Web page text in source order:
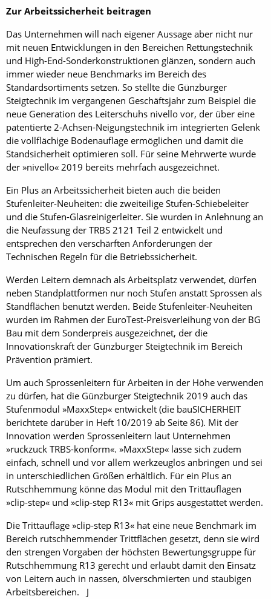
Zur Arbeitssicherheit beitragen
Das Unternehmen will nach eigener Aussage aber nicht nur
mit neuen Entwicklungen in den Bereichen Rettungstechnik
und High-End-Sonderkonstruktionen glänzen, sondern auch
immer wieder neue Benchmarks im Bereich des
Standardsortiments setzen. So stellte die Günzburger
Steigtechnik im vergangenen Geschäftsjahr zum Beispiel die
neue Generation des Leiterschuhs nivello vor, der über eine
patentierte 2-Achsen-Neigungstechnik im integrierten Gelenk
die vollflächige Bodenauflage ermöglichen und damit die
Standsicherheit optimieren soll. Für seine Mehrwerte wurde
der »nivello« 2019 bereits mehrfach ausgezeichnet.
Ein Plus an Arbeitssicherheit bieten auch die beiden
Stufenleiter-Neuheiten: die zweiteilige Stufen-Schiebeleiter
und die Stufen-Glasreinigerleiter. Sie wurden in Anlehnung an
die Neufassung der TRBS 2121 Teil 2 entwickelt und
entsprechen den verschärften Anforderungen der
Technischen Regeln für die Betriebssicherheit.
Werden Leitern demnach als Arbeitsplatz verwendet, dürfen
neben Standplattformen nur noch Stufen anstatt Sprossen als
Standflächen benutzt werden. Beide Stufenleiter-Neuheiten
wurden im Rahmen der EuroTest-Preisverleihung von der BG
Bau mit dem Sonderpreis ausgezeichnet, der die
Innovationskraft der Günzburger Steigtechnik im Bereich
Prävention prämiert.
Um auch Sprossenleitern für Arbeiten in der Höhe verwenden
zu dürfen, hat die Günzburger Steigtechnik 2019 auch das
Stufenmodul »MaxxStep« entwickelt (die bauSICHERHEIT
berichtete darüber in Heft 10/2019 ab Seite 86). Mit der
Innovation werden Sprossenleitern laut Unternehmen
»ruckzuck TRBS-konform«. »MaxxStep« lasse sich zudem
einfach, schnell und vor allem werkzeuglos anbringen und sei
in unterschiedlichen Größen erhältlich. Für ein Plus an
Rutschhemmung könne das Modul mit den Trittauflagen
»clip-step« und »clip-step R13« mit Grips ausgestattet werden.
Die Trittauflage »clip-step R13« hat eine neue Benchmark im
Bereich rutschhemmender Trittflächen gesetzt, denn sie wird
den strengen Vorgaben der höchsten Bewertungsgruppe für
Rutschhemmung R13 gerecht und erlaubt damit den Einsatz
von Leitern auch in nassen, ölverschmierten und staubigen
Arbeitsbereichen. J